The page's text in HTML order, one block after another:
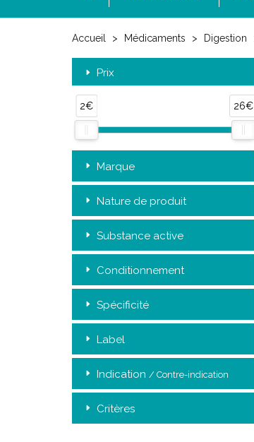
Accueil Médicaments Digestion
Prix
2€ 26€
Marque
Nature de produit
Substance active
Conditionnement
Spécificité
Label
Indication / Contre-indication
Critères